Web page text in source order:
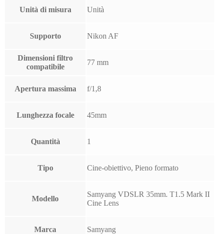
Unità di misura Unità
Supporto Nikon AF
Dimensioni filtro
compatibile
77 mm
Apertura massima f/1,8
Lunghezza focale 45mm
Quantità 1
Tipo Cine-obiettivo, Pieno formato
Modello
Samyang VDSLR 35mm. T1.5 Mark II
Cine Lens
Marca Samyang